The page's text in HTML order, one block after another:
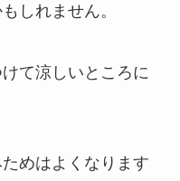
しれません。
て涼しいところに
めはよくなります